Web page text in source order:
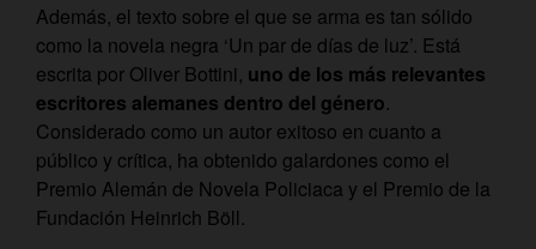
Además, el texto sobre el que se arma es tan sólido
como la novela negra ‘Un par de días de luz’. Está
escrita por Oliver Bottini, uno de los más relevantes
escritores alemanes dentro del género.
Considerado como un autor exitoso en cuanto a
público y crítica, ha obtenido galardones como el
Premio Alemán de Novela Policiaca y el Premio de la
Fundación Heinrich Böll.